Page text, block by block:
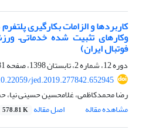
کاربردها و الزامات بکارگیری
وکارهای تثبیت شده ‌خدماتی–‌
فوتبال ایران)
دوره 12، شماره 2، تابستان 1398، صفحه
jed.2019.277842.652945
رضا محمدکاظمی، غلامحسین حسینی نیا،
مشاهده مقاله
اصل مقاله 578.81 K